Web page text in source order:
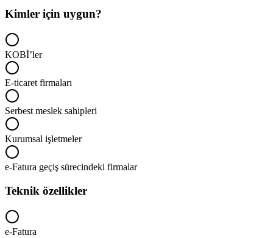
Kimler için uygun?
KOBİ’ler
E-ticaret firmaları
Serbest meslek sahipleri
Kurumsal işletmeler
e-Fatura geçiş sürecindeki firmalar
Teknik özellikler
e-Fatura